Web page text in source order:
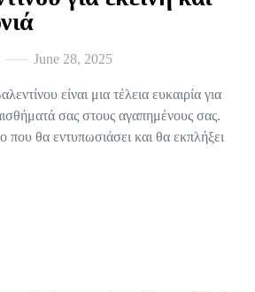
June 28, 2025
είναι μια τέλεια ευκαιρία για
σας στους αγαπημένους σας.
που θα εντυπωσιάσει και θα εκπλήξει